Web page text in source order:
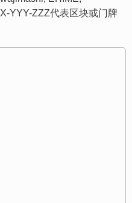
YYY-ZZZ代表区块或门牌